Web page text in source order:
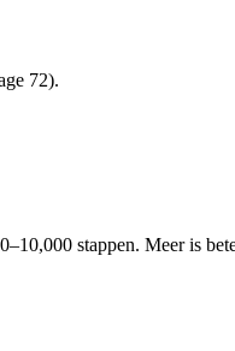
72).
stappen. Meer is